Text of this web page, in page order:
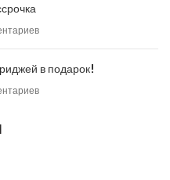
в подарок!